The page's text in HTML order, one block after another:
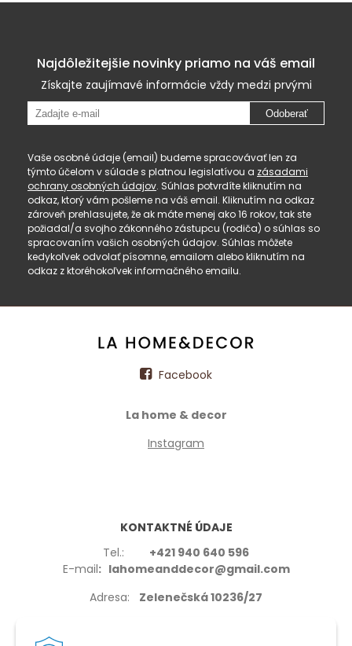
Najdôležitejšie novinky priamo na váš email
Získajte zaujímavé informácie vždy medzi prvými
Odoberať
Vaše osobné údaje (email) budeme spracovávať len za
týmto účelom v súlade s platnou legislatívou a zásadami
ochrany osobných údajov. Súhlas potvrdíte kliknutím na
odkaz, ktorý vám pošleme na váš email. Kliknutím na odkaz
zároveň prehlasujete, že ak máte menej ako 16 rokov, tak ste
požiadal/a svojho zákonného zástupcu (rodiča) o súhlas so
spracovaním vašich osobných údajov. Súhlas môžete
kedykoľvek odvolať písomne, emailom alebo kliknutím na
odkaz z ktoréhokoľvek informačného emailu.
Facebook
La home & decor
Instagram
KONTAKTNÉ ÚDAJE
Tel.: +421 940 640 596
E-mail: lahomeanddecor@gmail.com
Adresa: Zelenečská 10236/27